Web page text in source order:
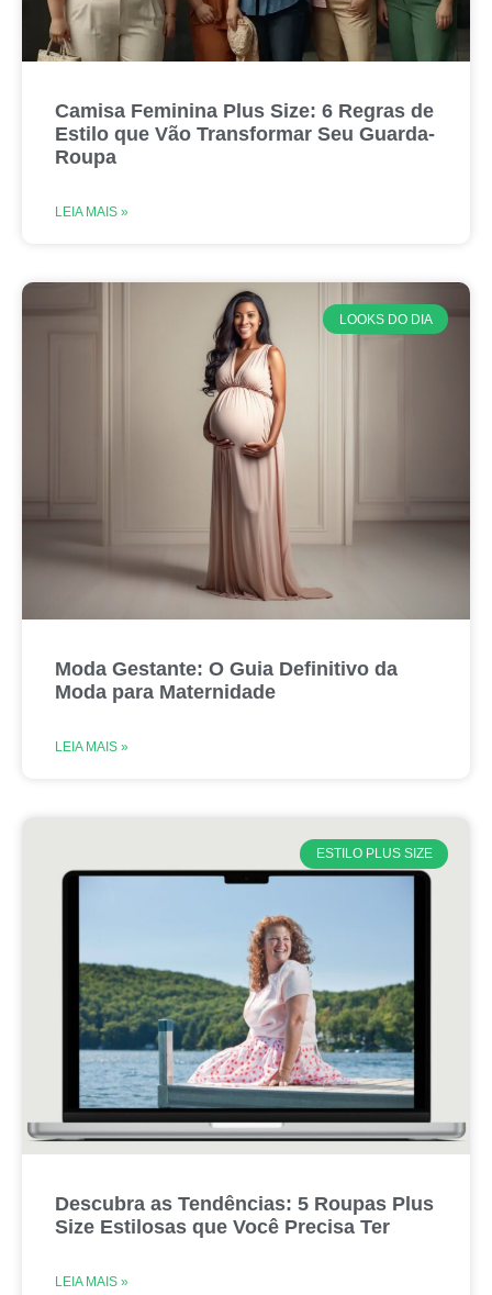
Camisa Feminina Plus Size: 6 Regras de
Estilo que Vão Transformar Seu Guarda-
Roupa
LEIA MAIS »
LOOKS DO DIA
Moda Gestante: O Guia Definitivo da
Moda para Maternidade
LEIA MAIS »
ESTILO PLUS SIZE
Descubra as Tendências: 5 Roupas Plus
Size Estilosas que Você Precisa Ter
LEIA MAIS »